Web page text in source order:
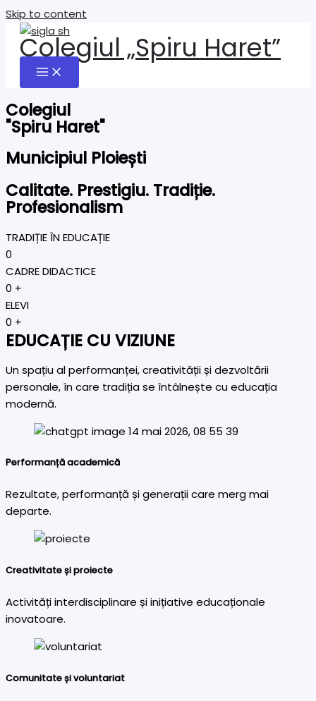
Skip to content
Colegiul „Spiru Haret”
Colegiul
"Spiru Haret"
Municipiul Ploiești
Calitate. Prestigiu. Tradiție.
Profesionalism
TRADIȚIE ÎN EDUCAȚIE
0
CADRE DIDACTICE
0 +
ELEVI
0 +
EDUCAȚIE CU VIZIUNE
Un spațiu al performanței, creativității și dezvoltării
personale, în care tradiția se întâlnește cu educația
modernă.
Performanță academică
Rezultate, performanță și generații care merg mai
departe.
Creativitate și proiecte
Activități interdisciplinare și inițiative educaționale
inovatoare.
Comunitate și voluntariat